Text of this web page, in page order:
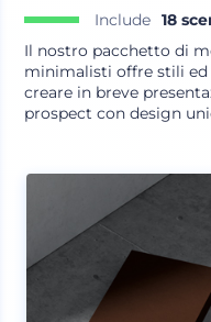
Include 18
Il nostro pacchetto di
minimalisti offre stili ed
creare in breve
prospect con design